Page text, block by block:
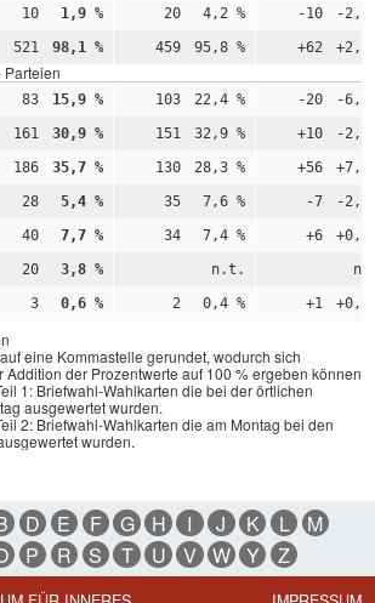
10 1,9 % 20 4,2 % -10 -2,3
521 98,1 % 459 95,8 % +62 +2,3
Parteien
83 15,9 % 103 22,4 % -20 -6,5
161 30,9 % 151 32,9 % +10 -2,0
186 35,7 % 130 28,3 % +56 +7,4
28 5,4 % 35 7,6 % -7 -2,3
40 7,7 % 34 7,4 % +6 +0,3
20 3,8 % n.t.
3 0,6 % 2 0,4 % +1 +0,1
eine Kommastelle gerundet, wodurch sich
der Prozentwerte auf 100 % ergeben können.
1: Briefwahl-Wahlkarten die bei der örtlichen
ausgewertet wurden.
2: Briefwahl-Wahlkarten die am Montag bei den
wurden.
D E F G H I J K L
M
P R S T U V W Y Z